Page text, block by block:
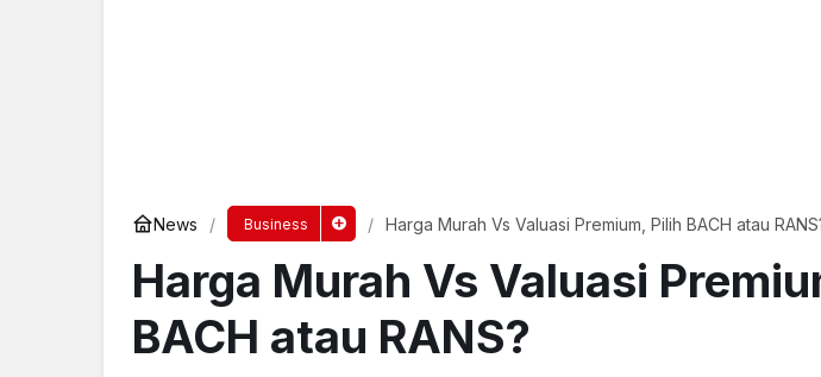
News Business Harga Murah Vs Valuasi Premium, Pilih BACH atau
Harga Murah Vs Valuasi
BACH atau RANS?